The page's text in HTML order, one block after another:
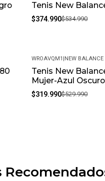
-30%
Tenis New
$374.990$534.990
-40%
WROAVQM1 |NEW BALANCE
Tenis New
Mujer-Azul Oscuro
$319.990$529.990